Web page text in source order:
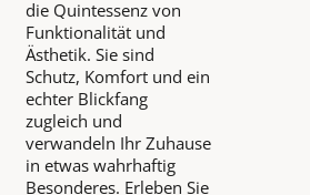
die Quintessenz von
Funktionalität und
Ästhetik. Sie sind
Schutz, Komfort und ein
echter Blickfang
zugleich und
verwandeln Ihr Zuhause
in etwas wahrhaftig
Besonderes. Erleben Sie